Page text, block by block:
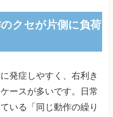
クセが片側に負荷
発症しやすく、右利き
ースが多いです。日常
いる「同じ動作の繰り